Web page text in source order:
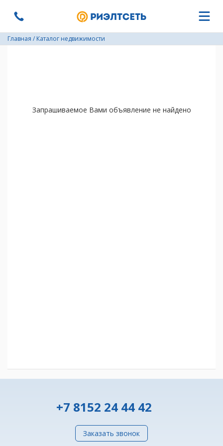
Главная / Каталог недвижимости
Запрашиваемое Вами объявление не найдено
+7 8152 24 44 42
Заказать звонок